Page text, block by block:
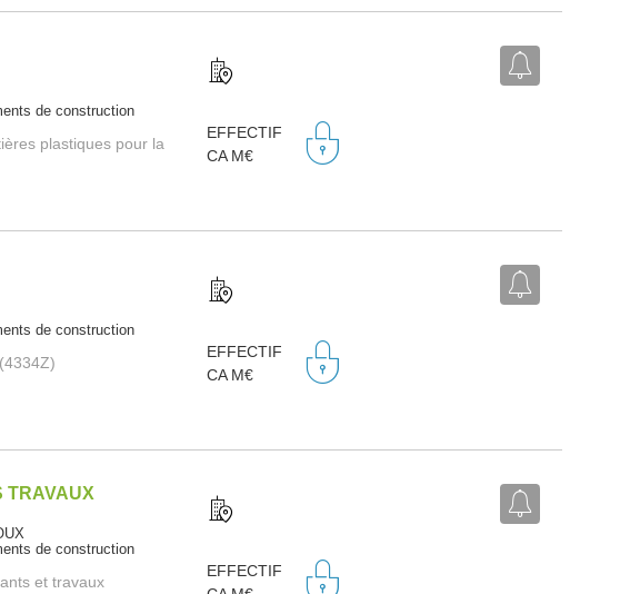
de construction
plastiques pour la
EFFECTIF
CA M€
de construction
EFFECTIF
CA M€
TRAVAUX
de construction
et travaux
EFFECTIF